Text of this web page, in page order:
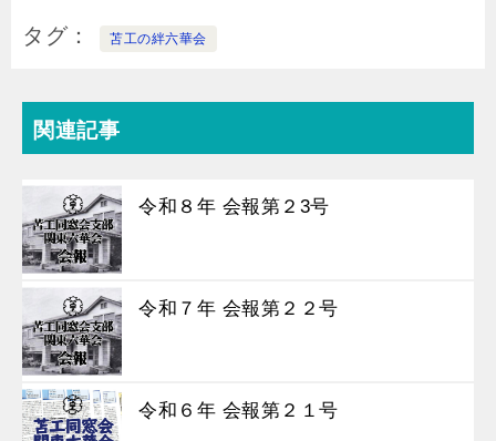
タグ 苫工の絆六華会
関連記事
令和８年 会報第２3号
令和７年 会報第２２号
令和６年 会報第２１号